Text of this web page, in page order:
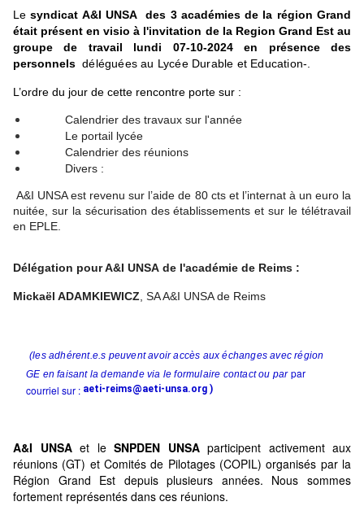
Lesyndicat A&I UNSA des 3 académies de la région Grand
était présent en visio à l'invitation de la Region Grand Est au
groupe de travail lundi 07-10-2024 en présence des
personnels déléguées au Lycée Durable et Education-.
L’ordre du jour de cette rencontre porte sur :
Calendrier des travaux sur l'année
Le portail lycée
Calendrier des réunions
Divers :
A&I UNSA est revenu sur l’aide de 80 cts et l’internat à un euro la
nuitée, sur la sécurisation des établissements et sur le télétravail
en EPLE.
Délégation pour A&I UNSA de l'académie de Reims :
Mickaël ADAMKIEWICZ , SA A&I UNSA de Reims
(les adhérent.e.s peuvent avoir accès aux échanges avec région
GE en faisant la demande via le formulaire contactou par par
courriel sur : aeti-reims@aeti-unsa.org )
A&I UNSA et le SNPDEN UNSAparticipent activement aux
réunions (GT) et Comités de Pilotages (COPIL) organisés par la
Région Grand Est depuis plusieurs années. Nous sommes
fortement représentés dans ces réunions.